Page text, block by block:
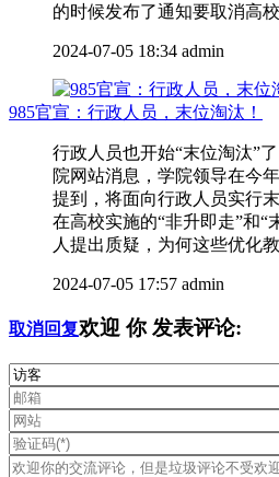
的时候发布了通知要取消高
2024-07-05 18:34 admin
985官宣：行政人员，末位淘汰！
行政人员也开始“末位淘汰”
院网站消息，学院领导在今
提到，将面向行政人员实行
在高校实施的“非升即走”和“
人提出质疑，为何这些优化
2024-07-05 17:57 admin
取消回复欢迎 你发表评论: